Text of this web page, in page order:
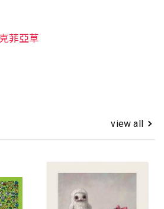
克菲亞草
view all